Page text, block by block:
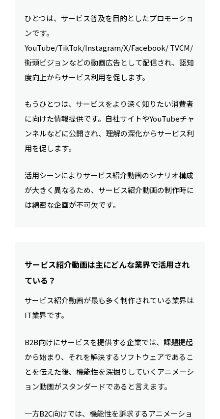
ひとつは、サービス普及を目的としたプロモーショ
ンです。
YouTube/TikTok/Instagram/X/Facebook/ TVCM/
街頭ビジョンなどの動画広告として配信され、認知
度向上からサービス利用を促します。
もうひとつは、サービスをより深く知りたい消費者
に向けた情報提供です。自社サイトやYouTubeチャ
ンネルなどに公開され、理解の深化からサービス利
用を促します。
活用シーンによりサービス紹介動画のシナリオ構成
が大きく異なるため、サービス紹介動画の制作時に
は綿密な企画が不可欠です。
サービス紹介動画は主にどんな業界で活用され
ている？
サービス紹介動画が最も多く制作されている業界は
IT業界です。
B2B向けにサービスを提供する企業では、課題提起
から始まり、それを解決するソフトウェアであるこ
とを伝えた後、機能性を深掘りしていくアニメーシ
ョン動画がスタンダードであると言えます。
一方B2C向けでは、機能性を訴求するアニメーショ